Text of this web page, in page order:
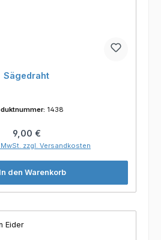
Sägedraht
1438
Regulärer Preis:
9,00 €
zzgl. Versandkosten
In den Warenkorb